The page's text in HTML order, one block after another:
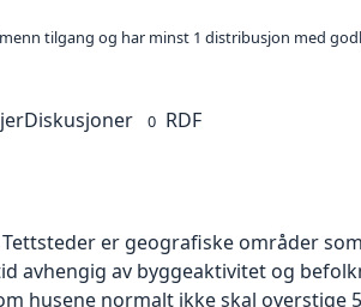
tilgang og har minst 1 distribusjon med
Diskusjoner 0 RDF
Tettsteder er geografiske områder
avhengig av byggeaktivitet og
husene normalt ikke skal overstige